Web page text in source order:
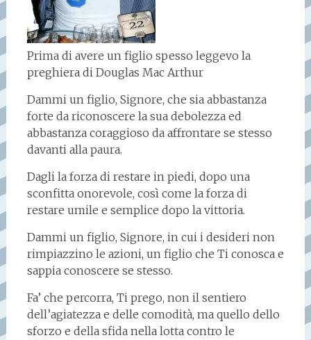
Prima di avere un figlio spesso leggevo la
preghiera di Douglas Mac Arthur
Dammi un figlio, Signore, che sia abbastanza
forte da riconoscere la sua debolezza ed
abbastanza coraggioso da affrontare se stesso
davanti alla paura.
Dagli la forza di restare in piedi, dopo una
sconfitta onorevole, così come la forza di
restare umile e semplice dopo la vittoria.
Dammi un figlio, Signore, in cui i desideri non
rimpiazzino le azioni, un figlio che Ti conosca e
sappia conoscere se stesso.
Fa’ che percorra, Ti prego, non il sentiero
dell’agiatezza e delle comodità, ma quello dello
sforzo e della sfida nella lotta contro le